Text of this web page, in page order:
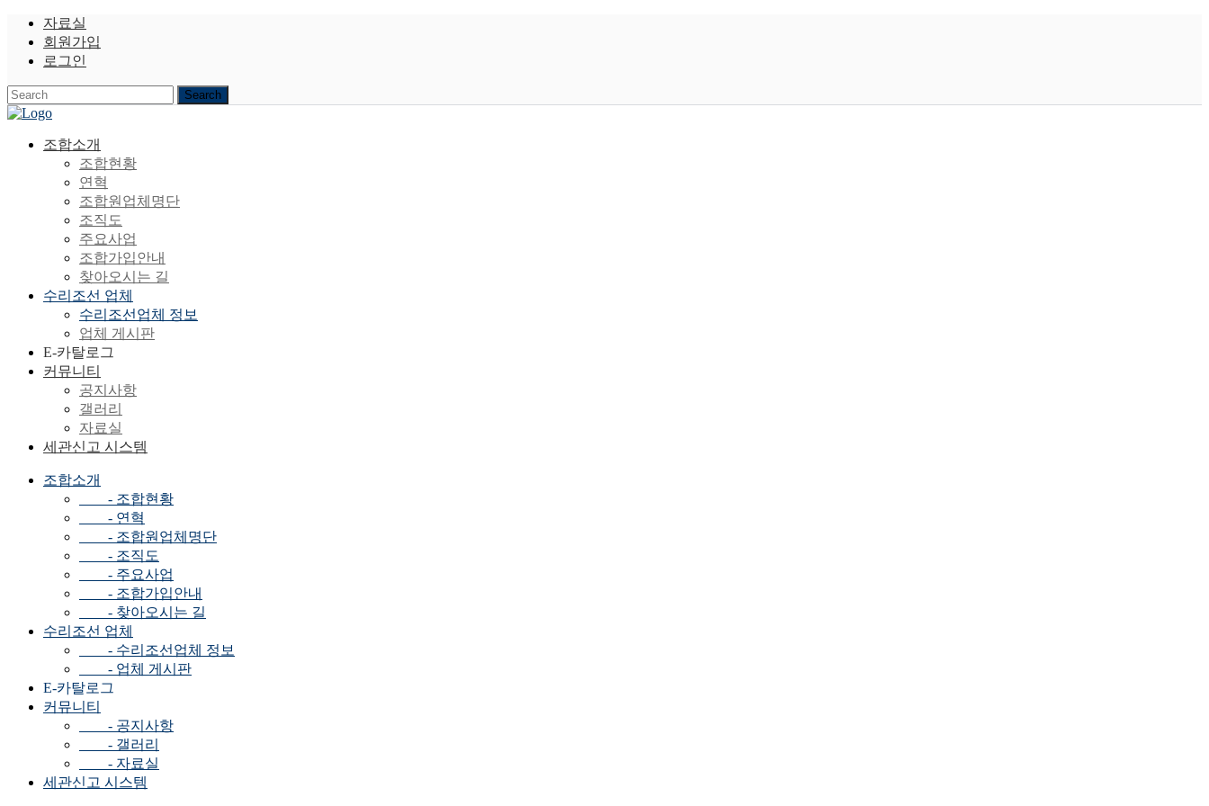
자료실
회원가입
로그인
조합소개
조합현황
연혁
조합원업체명단
조직도
주요사업
조합가입안내
찾아오시는 길
수리조선 업체
수리조선업체 정보
업체 게시판
E-카탈로그
커뮤니티
공지사항
갤러리
자료실
세관신고 시스템
조합소개
- 조합현황
- 연혁
- 조합원업체명단
- 조직도
- 주요사업
- 조합가입안내
- 찾아오시는 길
수리조선 업체
- 수리조선업체 정보
- 업체 게시판
E-카탈로그
커뮤니티
- 공지사항
- 갤러리
- 자료실
세관신고 시스템